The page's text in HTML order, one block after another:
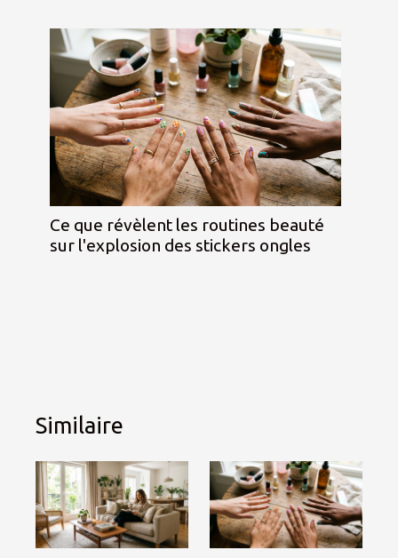
Ce que révèlent les routines beauté
sur l'explosion des stickers ongles
Similaire